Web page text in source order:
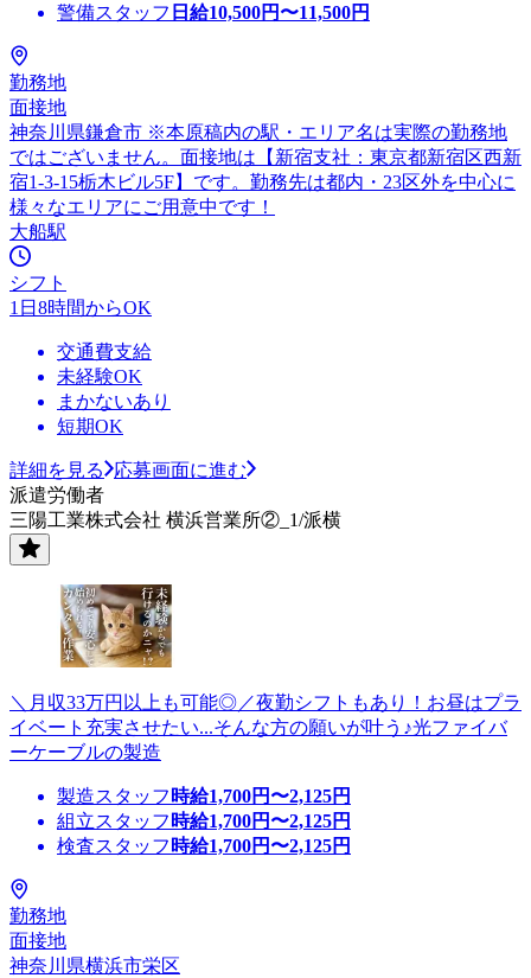
警備スタッフ 日給10,500円〜11,500円
勤務地
面接地
神奈川県鎌倉市 ※本原稿内の駅・エリア名は実際の勤務地
ではございません。面接地は【新宿支社：東京都新宿区西新
宿1-3-15栃木ビル5F】です。勤務先は都内・23区外を中心に
様々なエリアにご用意中です！
大船駅
シフト
1日8時間からOK
交通費支給
未経験OK
まかないあり
短期OK
詳細を見る
応募画面に進む
派遣労働者
三陽工業株式会社 横浜営業所②_1/派横
＼月収33万円以上も可能◎／夜勤シフトもあり！お昼はプラ
イベート充実させたい...そんな方の願いが叶う♪光ファイバ
ーケーブルの製造
製造スタッフ 時給1,700円〜2,125円
組立スタッフ 時給1,700円〜2,125円
検査スタッフ 時給1,700円〜2,125円
勤務地
面接地
神奈川県横浜市栄区